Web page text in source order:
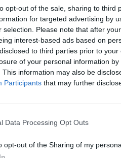
opt-out of the sale, sharing to third
for targeted advertising by
selection. Please note that after
interest-based ads based on
to third parties prior to
of your personal information
This information may also be
Participants that may further
Data Processing Opt Outs
opt-out of the Sharing of my
e PR, sepse ai
jashtë Shqipërie. Kjo
atij po i rrethohet laku
pesë prokurorë që po